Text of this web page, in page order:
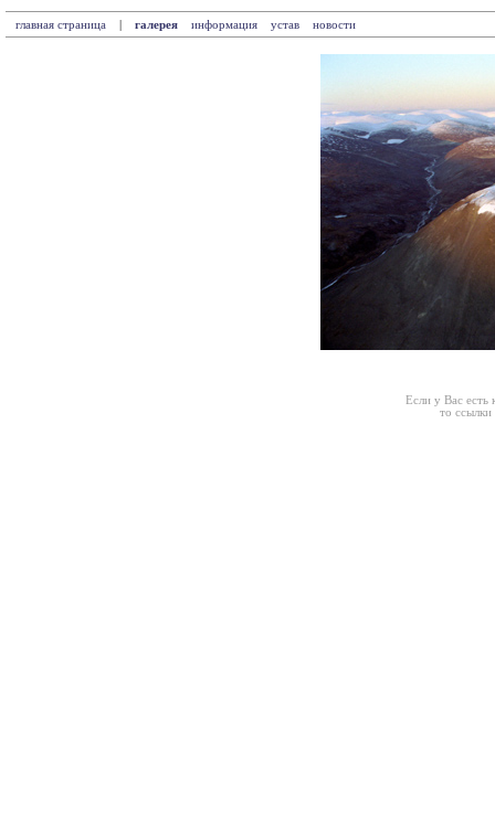
главная страница галерея информация устав новости
Если у Вас есть
то ссылки